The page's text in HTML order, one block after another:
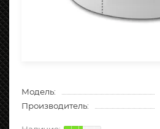
Модель:
Производитель: